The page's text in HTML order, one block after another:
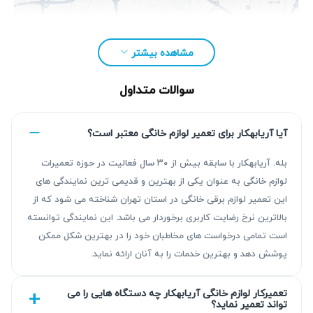
مزیت‌ آریابهکار برای تعمیر یخچال گلسان در
اصفهان
با کیفیت و قابل اتکا ارائه می‌دهد. تمام تعمیرات با دقت فراوان
مشاهده بیشتر
سوالات متداول
آیا آریابهکار برای تعمیر لوازم خانگی معتبر است؟
بله. آریابهکار با سابقه بیش از ۳۰ سال فعالیت در حوزه تعمیرات
لوازم خانگی به عنوان یکی از بهترین و قدیمی ترین نمایندگی های
این تعمیر لوازم برقی خانگی در استان تهران شناخته می شود که از
بالاترین نرخ رضایت کاربری برخوردار می باشد. این نمایندگی توانسته
است تمامی درخواست های مخاطبان خود را در بهترین شکل ممکن
پوشش دهد و بهترین خدمات را به آنان ارائه نماید.
تعمیرکار لوازم خانگی آریابهکار چه دستگاه هایی را می
تواند تعمیر نماید؟